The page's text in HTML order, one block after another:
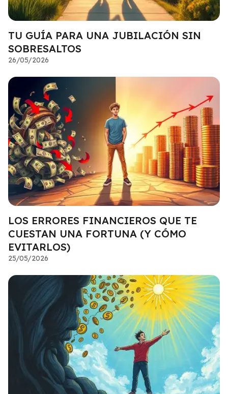
TU GUÍA PARA UNA JUBILACIÓN SIN
SOBRESALTOS
26/05/2026
LOS ERRORES FINANCIEROS QUE TE
CUESTAN UNA FORTUNA (Y CÓMO
EVITARLOS)
25/05/2026